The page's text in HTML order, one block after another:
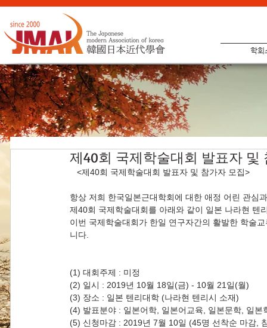
학회
제40회 국제학술대회 발표자 및
   <제40회 국제학술대회 발표자 및 참가자 모집>
항상 저희 한국일본근대학회에 대한 애정 어린 관심
제40회 국제학술대회를 아래와 같이 일본 나라현 텐
이번 국제학술대회가 한일 연구자간의 활발한 학술
니다.
(1) 대회주제 : 미정
(2) 일시 : 2019년 10월 18일(금) - 10월 21일(월)
(3) 장소 : 일본 텐리대학 (나라현 텐리시 소재)
(4) 발표분야 : 일본어학, 일본어교육, 일본문학, 일본
(5) 신청마감 : 2019년 7월 10일 (45명 선착순 마감,